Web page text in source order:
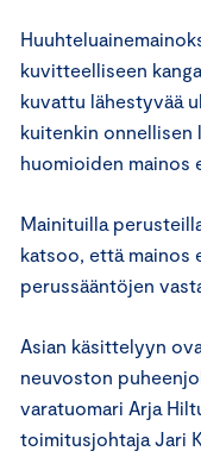
kuvitteelliseen
kuvattu lähestyvää
kuitenkin
huomioiden mainos
Mainituilla
katsoo, että mainos
perussääntöjen
Asian käsittelyyn
neuvoston
varatuomari Arja
toimitusjohtaja Jari